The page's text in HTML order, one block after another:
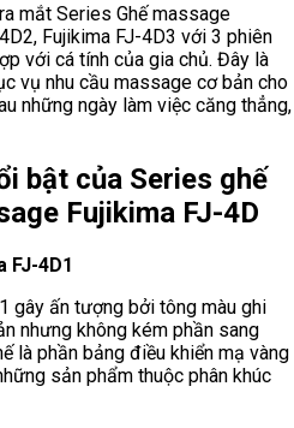
mắt Series Ghế massage
Fujikima FJ-4D3 với 3 phiên
với cá tính của gia chủ. Đây là
vụ nhu cầu massage cơ bản cho
những ngày làm việc căng thẳng,
bật của Series ghế
Fujikima FJ-4D
FJ-4D1
gây ấn tượng bởi tông màu ghi
nhưng không kém phần sang
là phần bảng điều khiển mạ vàng
sản phẩm thuộc phân khúc